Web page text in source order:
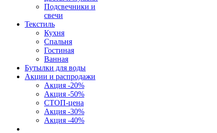
Подсвечники и
свечи
Текстиль
Кухня
Спальня
Гостиная
Ванная
Бутылки для воды
Акции и распродажи
Акция -20%
Акция -50%
СТОП-цена
Акция -30%
Акция -40%